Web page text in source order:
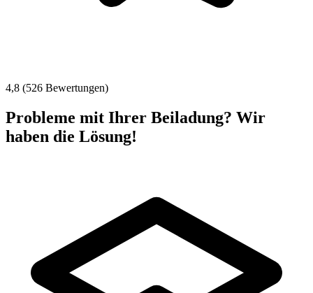
4,8 (526 Bewertungen)
Probleme mit Ihrer Beiladung? Wir
haben die Lösung!